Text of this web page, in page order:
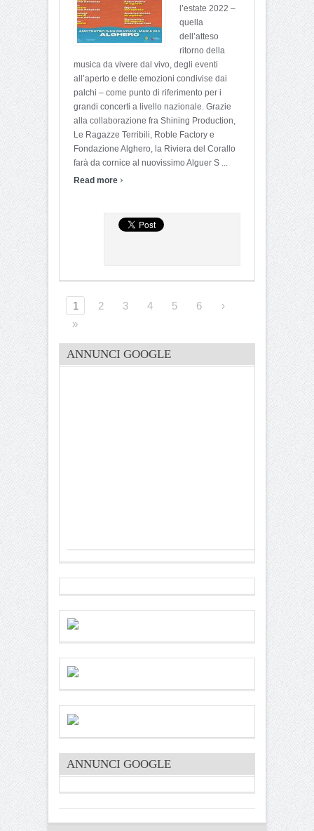
l’estate 2022 –
quella
dell’atteso
ritorno della
musica da vivere dal vivo, degli eventi
all’aperto e delle emozioni condivise dai
palchi – come punto di riferimento per i
grandi concerti a livello nazionale. Grazie
alla collaborazione fra Shining Production,
Le Ragazze Terribili, Roble Factory e
Fondazione Alghero, la Riviera del Corallo
farà da cornice al nuovissimo Alguer S ...
Read more ›
1 2 3 4 5 6
›
»
ANNUNCI GOOGLE
ANNUNCI GOOGLE